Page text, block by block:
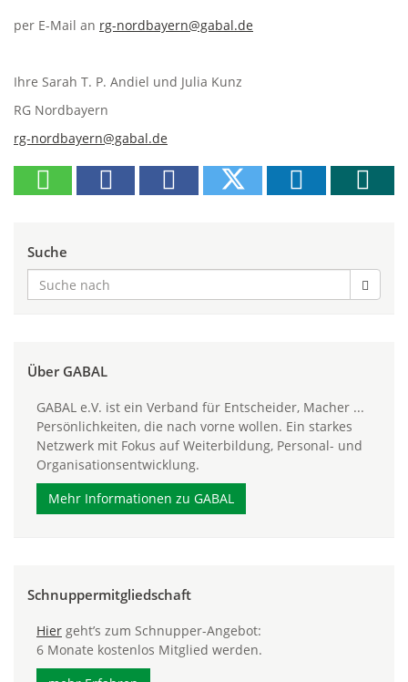
per E-Mail an rg-nordbayern@gabal.de
Ihre Sarah T. P. Andiel und Julia Kunz
RG Nordbayern
rg-nordbayern@gabal.de
Suche
Über GABAL
GABAL e.V. ist ein Verband für Entscheider, Macher ...
Persönlichkeiten, die nach vorne wollen. Ein starkes
Netzwerk mit Fokus auf Weiterbildung, Personal- und
Organisationsentwicklung.
Mehr Informationen zu GABAL
Schnuppermitgliedschaft
Hier geht’s zum Schnupper-Angebot:
6 Monate kostenlos Mitglied werden.